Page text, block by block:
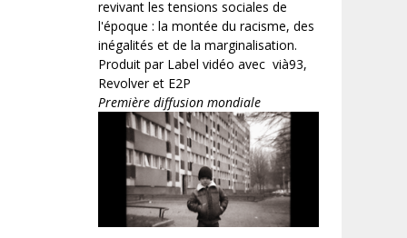
revivant les tensions sociales de
l'époque : la montée du racisme, des
inégalités et de la marginalisation.
Produit par Label vidéo avec vià93,
Revolver et E2P
Première diffusion mondiale